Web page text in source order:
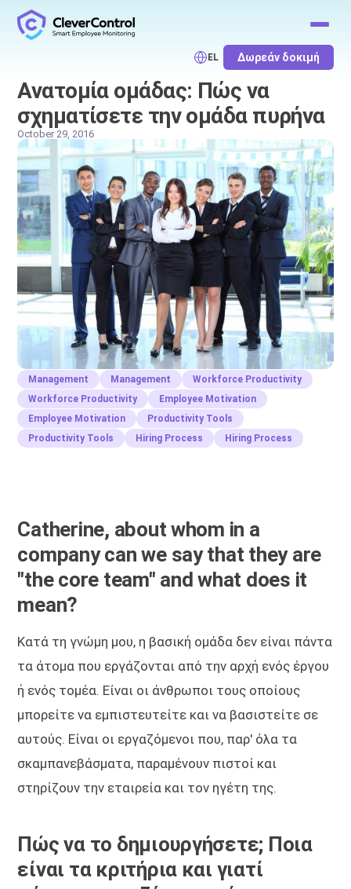
EL Δωρεάν δοκιμή
Ανατομία ομάδας: Πώς να
σχηματίσετε την ομάδα πυρήνα
October 29, 2016
Management Management
Workforce Productivity
Workforce Productivity
Employee Motivation
Employee Motivation
Productivity Tools
Productivity Tools
Hiring Process Hiring Process
Catherine, about whom in a
company can we say that they are
"the core team" and what does it
mean?
Κατά τη γνώμη μου, η βασική ομάδα δεν είναι πάντα
τα άτομα που εργάζονται από την αρχή ενός έργου
ή ενός τομέα. Είναι οι άνθρωποι τους οποίους
μπορείτε να εμπιστευτείτε και να βασιστείτε σε
αυτούς. Είναι οι εργαζόμενοι που, παρ' όλα τα
σκαμπανεβάσματα, παραμένουν πιστοί και
στηρίζουν την εταιρεία και τον ηγέτη της.
Πώς να το δημιουργήσετε; Ποια
είναι τα κριτήρια και γιατί